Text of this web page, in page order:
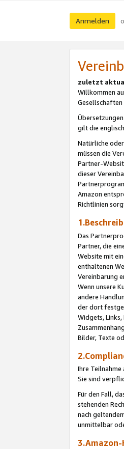
Anmelden
zuletzt
Willkommen
Gesellschaften
gilt die
Natürliche
müssen die
Partner-
dieser
Amazon
Richtlinien
Das
Partner, die
Website mit
enthaltenen
Vereinbarung
Wenn unsere
andere
der dort
Widgets,
Bilder, Texte
Ihre
Sie sind
Für den Fall,
stehenden
nach
unmittelbar
3.Amazon-